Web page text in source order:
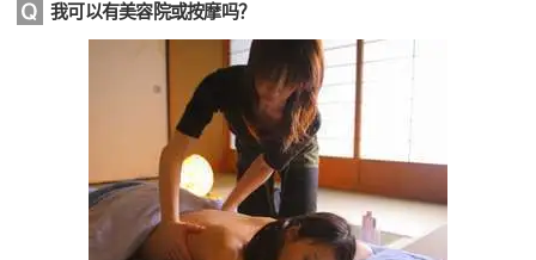
我可以有美容院或按摩吗？